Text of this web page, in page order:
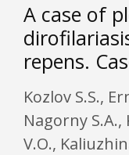
A case of
repens.
Kozlov S.S.,
Nagorny
V.O.,